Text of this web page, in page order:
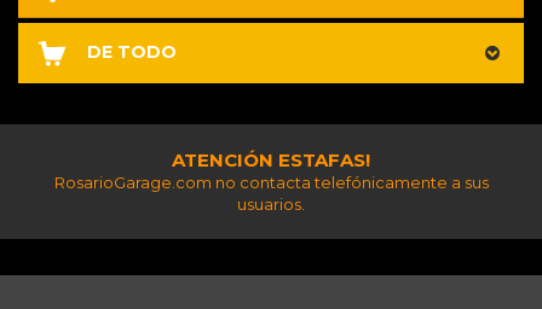
DE TODO
ATENCIÓN ESTAFAS!
RosarioGarage.com no contacta telefónicamente a sus
usuarios.